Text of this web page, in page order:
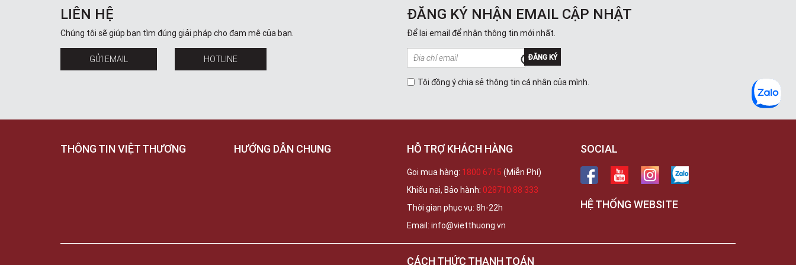
LIÊN HỆ
Chúng tôi sẽ giúp bạn tìm đúng giải pháp cho đam mê của bạn.
GỬI EMAIL HOTLINE
ĐĂNG KÝ NHẬN EMAIL CẬP NHẬT
Để lại email để nhận thông tin mới nhất.
ĐĂNG KÝ
Tôi đồng ý chia sẻ thông tin cá nhân của mình.
THÔNG TIN VIỆT THƯƠNG HƯỚNG DẪN CHUNG HỖ TRỢ KHÁCH HÀNG
Gọi mua hàng: 1800 6715 (Miễn Phí)
Khiếu nại, Bảo hành: 028710 88 333
Thời gian phục vụ: 8h-22h
Email: info@vietthuong.vn
SOCIAL
HỆ THỐNG WEBSITE
CÁCH THỨC THANH TOÁN